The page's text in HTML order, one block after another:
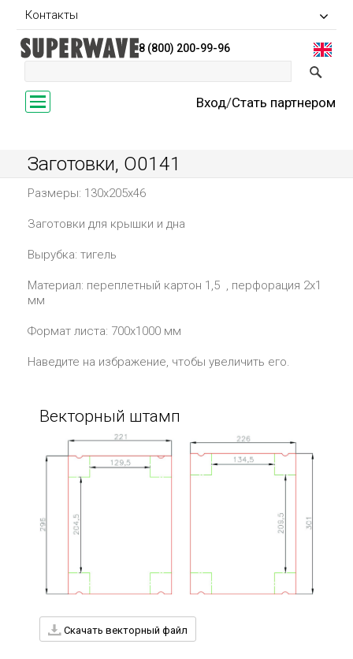
Контакты
8 (800) 200-99-96
Toggle
navigation
Вход/Стать партнером
Заготовки, O0141
Размеры: 130х205х46
Заготовки для крышки и дна
Вырубка: тигель
Материал: переплетный картон 1,5 , перфорация 2х1
мм
Формат листа: 700х1000 мм
Наведите на избражение, чтобы увеличить его.
Векторный штамп
Скачать векторный файл